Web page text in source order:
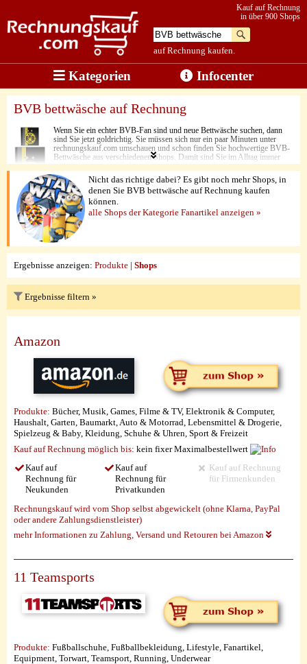
auf Rechnung kaufen.
Kauf auf Rechnung
in über 900 Shops
Kategorien Infocenter
BVB bettwäsche auf Rechnung
Wenn Sie ein echter BVB-Fan sind und neue Bettwäsche suchen, dann
sind Sie jetzt goldrichtig. Sie müssen sich nur ein paar Minuten unter
rechnungskauf.com umschauen und schon finden Sie hochwertige BVB-
Bettwäsche aus verschiedenen Shops. Damit sind Sie im Alltag immer
optimal ausgerüstet. Dabei überzeugen nicht nur die Preise, sondern auch
die hohe Stoffqualität und die liebevolle Verarbeitung. Zu guter Letzt
besticht hier aber vor allem eine Sache. Jedes Produkt kann ganz einfach
per Rechnungskauf bestellt werden.
Nicht das richtige dabei? Es gibt noch mehr Shops, in
denen Sie BVB bettwäsche auf Rechnung kaufen
können.
alle Shops der Kategorie Fanartikel anzeigen »
Ergebnisse anzeigen: Produkte | Shops
Ergebnisse filtern »
Amazon
Produkte: Bücher, Musik, Games, Filme & TV, Elektronik & Computer,
Haushalt, Garten, Baumarkt, Auto & Motorrad, Lebensmittel & Drogerie,
Spielzeug & Baby, Kleidung, Schuhe & Uhren, Sport & Freizeit
Kauf auf Rechnung möglich bis: kein fixer Maximalbestellwert
Kauf auf
Rechnung für
Neukunden
Kauf auf
Rechnung für
Privatkunden
Kauf auf Rechnung
für Firmenkunden
Rechnungskauf wird vom Shop selbst abgewickelt (ohne Klarna, PayPal
oder andere Zahlungsdienstleister)
mehr Informationen zu Zahlung, Versand und Retouren bei Amazon
11 Teamsports
Produkte: Fußballschuhe, Fußballbekleidung, Lifestyle, Fanartikel,
Equipment, Torwart, Teamsport, Running, Underwear